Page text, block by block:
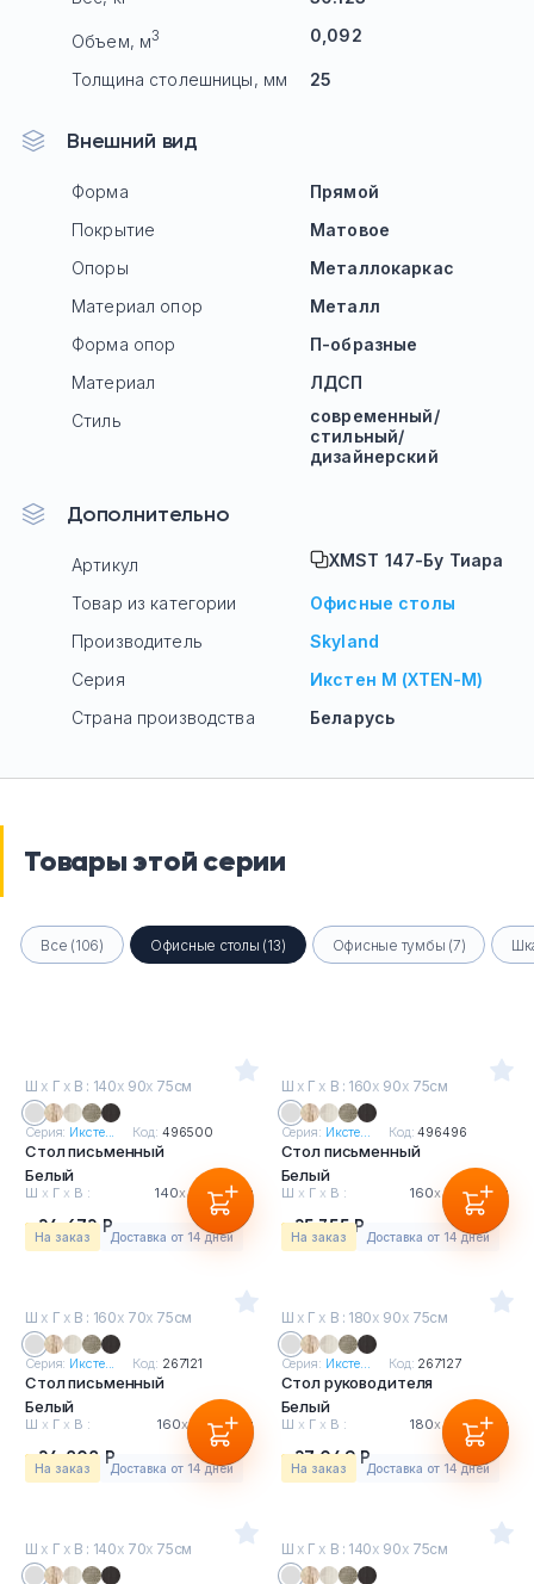
Объем, м3 0,092
Толщина столешницы, мм 25
Внешний вид
Форма
Прямой
Покрытие
Матовое
Опоры
Mеталлокаркас
Материал опор
Металл
Форма опор
П-образные
Материал
ЛДСП
Стиль
современный/
стильный/
дизайнерский
Дополнительно
Артикул XMST 147-Бу Тиара
Товар из категории
Офисные столы
Производитель
Skyland
Серия
Икстен М (XTEN-M)
Страна производства
Беларусь
Товары этой серии
Все (106) Офисные столы (13) Офисные тумбы (7)
Ш х Г х В : 140х 90х 75см
Серия: Иксте... Код: 496500
Стол письменный
Белый
Ш х Г х В : 140х90х75см
24 672 Р
На заказ Доставка от 14 дней
Ш х Г х В : 160х 90х 75см
Серия: Иксте... Код:496496
Стол письменный
Белый
Ш х Г х В : 160х90х75см
25 355 Р
На заказ Доставка от 14 дней
Ш х Г х В : 160х 70х 75см
Серия: Иксте... Код: 267121
Стол письменный
Белый
Ш х Г х В : 160х70х75см
24 808 Р
На заказ Доставка от 14 дней
Ш х Г х В : 180х 90х 75см
Серия: Иксте... Код: 267127
Стол руководителя
Белый
Ш х Г х В : 180х90х75см
27 049 Р
На заказ Доставка от 14 дней
Ш х Г х В : 140х 70х 75см Ш х Г х В : 140х 90х 75см